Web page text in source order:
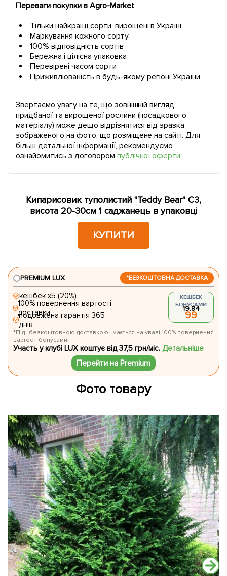
Переваги покупки в Agro-Market
Тільки найкращі сорти, вирощені в Україні
Маркування кожного сорту
100% відповідність сортів
Бережна і цілісна упаковка
Перевірені часом сорти
Приживлюваність в будь-якому регіоні України
Звертаємо увагу на те, що зовнішній вигляд
придбаної та вирощеної рослини (посадкового
матеріалу) може дещо відрізнятися від зразка
зображеного на фото, що розміщене на сайті. Для
більш детальної інформації, рекомендуємо
ознайомитись з договором публічної оферти
Кипарисовик туполистий "Teddy Bear" С3,
висота 20-30см 1 саджанець в упаковці
КУПИТИ
*БЕЗКОШТОВНА ДОСТАВКА
PREMIUM LUX
кешбек х5 (20%)
100% повернення вартості
доставки
подовжена гарантія 365
днів
КЕШБЕК
БОНУСАМИ
19.84
99
*Під "безкоштовною доставкою" мається на увазі 100% повернення
вартості бонусами.
Участь у клубі LUX коштує від 37,5 грн/міс.Детальніше
Перейти на Premium
Фото товару